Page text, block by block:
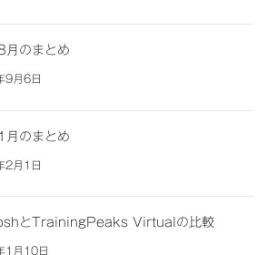
のまとめ
9月6日
のまとめ
2月1日
とTrainingPeaks Virtualの比較
1月10日